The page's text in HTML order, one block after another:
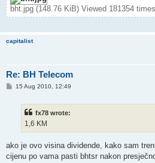
bht.jpg (148.76 KiB) Viewed 181354 times
capitalist
Re: BH Telecom
P15 Aug 2010, 12:49
fx78 wrote:
1,6 KM
ako je ovo visina dividende, kako sam
cijenu po vama pasti bhtsr nakon